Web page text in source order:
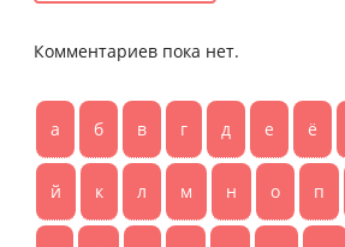
Комментариев пока нет.
а б в г д е ё
й к л м н о п